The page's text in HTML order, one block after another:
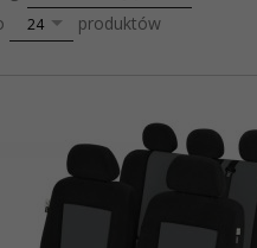
pop24 produktów